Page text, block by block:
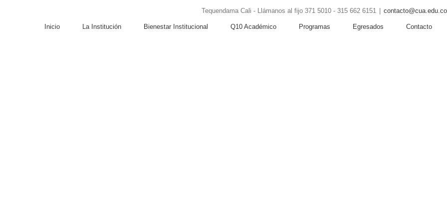
Tequendama Cali - Llámanos al fijo 371 5010 - 315 662 6151 contacto@cua.edu.co
Inicio La Institución Bienestar Institucional Q10 Académico Programas Egresados Contacto